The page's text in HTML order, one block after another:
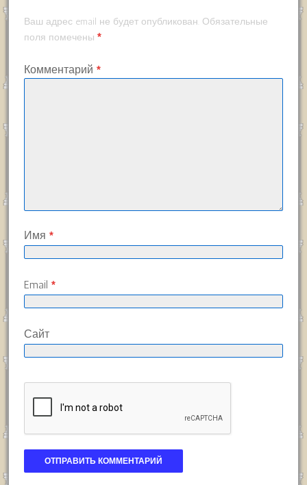
Ваш адрес email не будет опубликован. Обязательные
поля помечены *
Комментарий *
Имя *
Email *
Сайт